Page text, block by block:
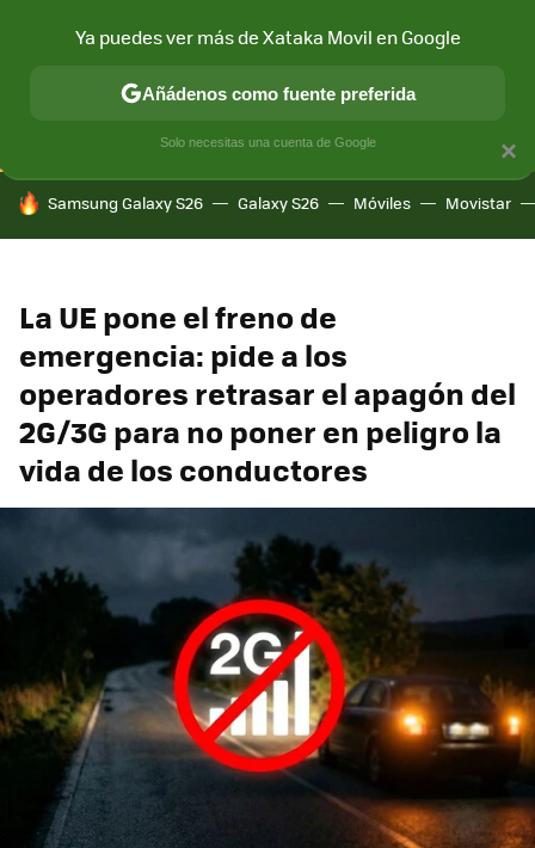
CONECTIVIDAD MÓVIL Y SOCIEDAD APLICACIONES
HOY SE HABLA DE
Samsung Galaxy S26 Galaxy S26 Móviles Movistar
La UE pone el freno de
emergencia: pide a los
operadores retrasar el apagón del
2G/3G para no poner en peligro la
vida de los conductores
×
Ya puedes ver más de Xataka Movil en Google
Añádenos como fuente preferida
Solo necesitas una cuenta de Google